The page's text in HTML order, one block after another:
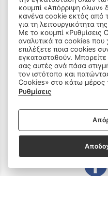
Οικιακός
Είδη
κουμπί «Απόρριψη όλων»
κανένα cookie εκτός από
για τη λειτουργικότητα
Με το κουμπί «Ρυθμίσεις
αναλυτικά τα cookies που
επιλέξετε ποια cookies
εγκατασταθούν. Μπορείτε
σας αυτές ανά πάσα
τον ιστότοπο και
Cookies» στο κάτω μέρος
Ρυθμίσεις